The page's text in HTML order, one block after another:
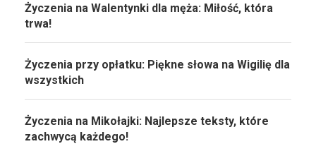
Życzenia na Walentynki dla męża: Miłość, która
trwa!
Życzenia przy opłatku: Piękne słowa na Wigilię dla
wszystkich
Życzenia na Mikołajki: Najlepsze teksty, które
zachwycą każdego!